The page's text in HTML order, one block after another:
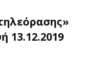
13.12.2019